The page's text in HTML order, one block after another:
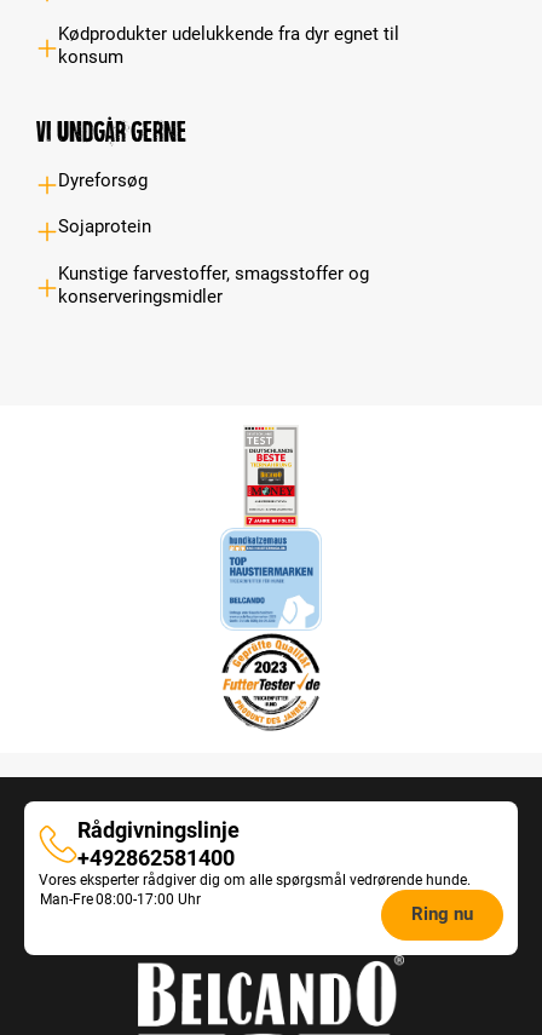
Kødprodukter udelukkende fra dyr egnet til
konsum
Vi undgår gerne
Dyreforsøg
Sojaprotein
Kunstige farvestoffer, smagsstoffer og
konserveringsmidler
Rådgivningslinje
Rådgivningslinje
+492862581400
Vores eksperter rådgiver dig om alle spørgsmål vedrørende hunde.
Opening
Man-Fre08:00-17:00 Uhr
Ring nu